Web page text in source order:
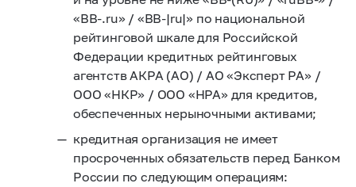
«BB-.ru» / «BB-|ru|» по национальной
рейтинговой шкале для Российской
Федерации кредитных рейтинговых
агентств АКРА (АО) / АО «Эксперт РА» /
ООО «НКР» / ООО «НРА» для кредитов,
обеспеченных нерыночными активами;
кредитная организация не имеет
просроченных обязательств перед Банком
России по следующим операциям: